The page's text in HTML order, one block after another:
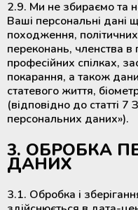
2.9. Ми не збираємо та
Ваші персональні дані
походження,
переконань, членства в
професійних спілках,
покарання, а також
статевого життя,
(відповідно до статті 7
персональних даних»).
3. ОБРОБКА
ДАНИХ
3.1. Обробка і